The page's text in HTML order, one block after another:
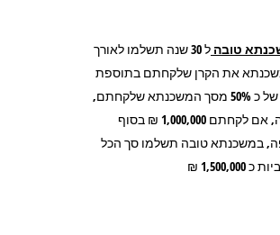
טובה
ל 30 שנה תשלמו לאורך
את הקרן שלקחתם בתוספת
ריביות של כ 50% מסך המשכנתא שלקחתם,
לדוגמה, אם לקחתם 1,000,000 ₪ בסוף
במשכנתא טובה תשלמו סך הכל
₪